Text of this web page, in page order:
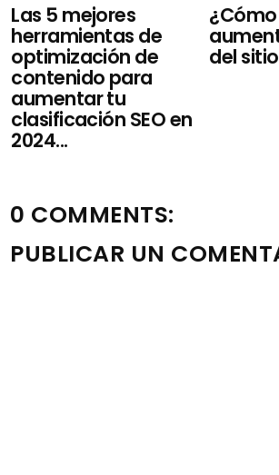
Las 5 mejores
herramientas de
optimización de
contenido para
aumentar tu
clasificación SEO en
2024...
del
0 COMMENTS:
PUBLICAR UN